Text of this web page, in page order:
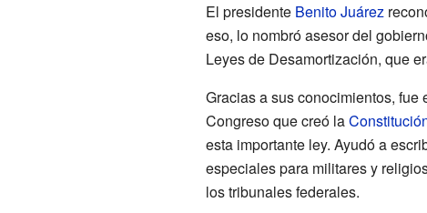
El presidente Benito Juárez
eso, lo nombró asesor del
Leyes de Desamortización, que
Gracias a sus conocimientos,
Congreso que creó la
esta importante ley. Ayudó a
especiales para militares y
los tribunales federales.